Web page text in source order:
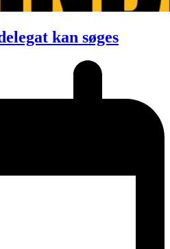
kan søges